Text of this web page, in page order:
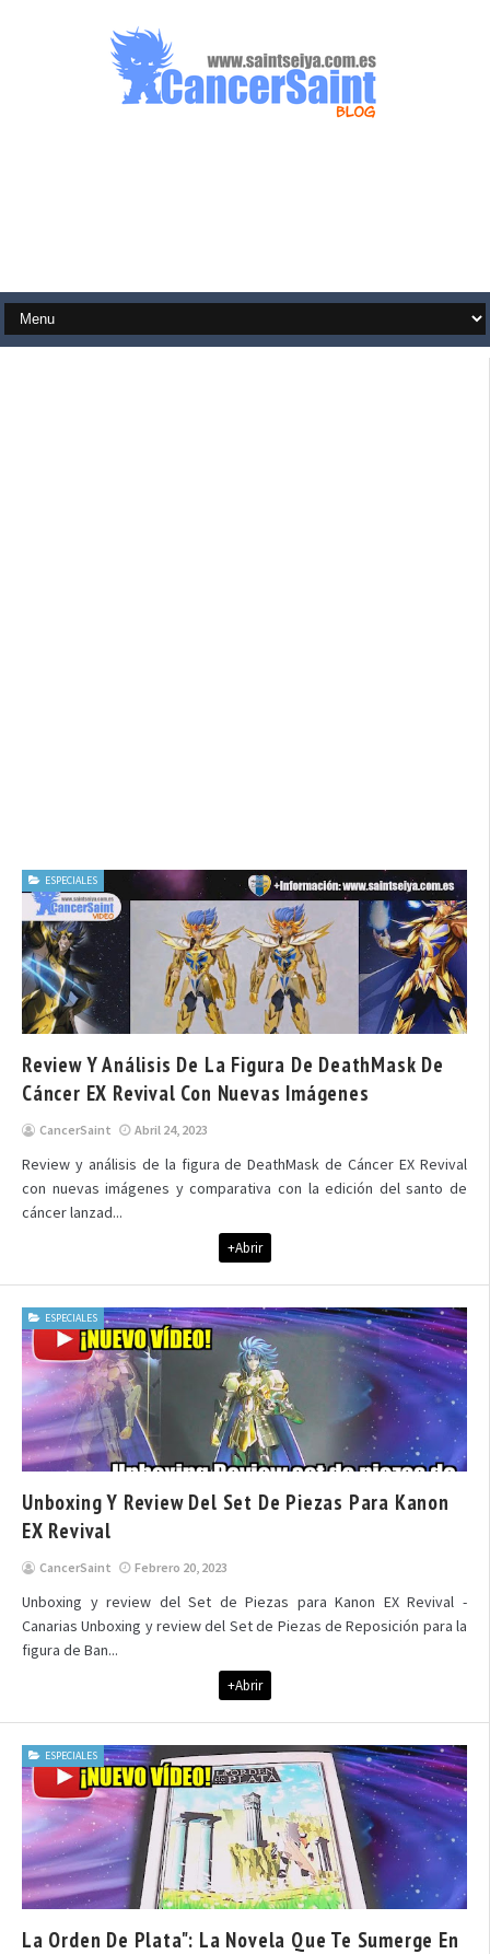
ESPECIALES
Review Y Análisis De La Figura De DeathMask De
Cáncer EX Revival Con Nuevas Imágenes
CancerSaint Abril 24, 2023
Review y análisis de la figura de DeathMask de Cáncer EX Revival
con nuevas imágenes y comparativa con la edición del santo de
cáncer lanzad...
+Abrir
ESPECIALES
Unboxing Y Review Del Set De Piezas Para Kanon
EX Revival
CancerSaint Febrero 20, 2023
Unboxing y review del Set de Piezas para Kanon EX Revival -
Canarias Unboxing y review del Set de Piezas de Reposición para la
figura de Ban...
+Abrir
ESPECIALES
La Orden De Plata": La Novela Que Te Sumerge En